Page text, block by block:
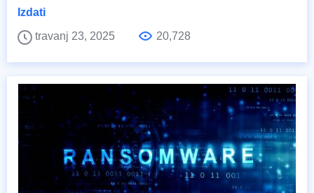
Izdati
travanj 23, 2025
20,728